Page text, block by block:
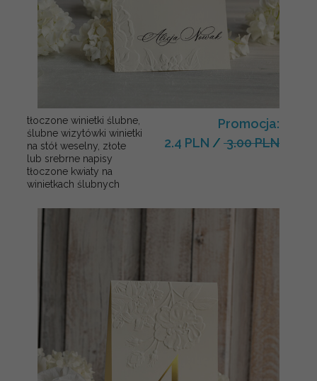
tłoczone winietki ślubne,
ślubne wizytówki winietki
na stół weselny, złote
lub srebrne napisy
tłoczone kwiaty na
winietkach ślubnych
Promocja:
2.4 PLN / 3.00 PLN